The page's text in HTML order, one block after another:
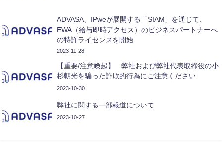
ADVASA、IPweが展開する「SIAM」を通じて、
EWA（給与即時アクセス）のビジネスパートナーへ
の特許ライセンスを開始
2023-11-28
【重要/注意喚起】 弊社および弊社代表取締役の小
杉朝光を騙った詐欺的行為にご注意ください
2023-10-30
弊社に関する一部報道について
2023-10-27